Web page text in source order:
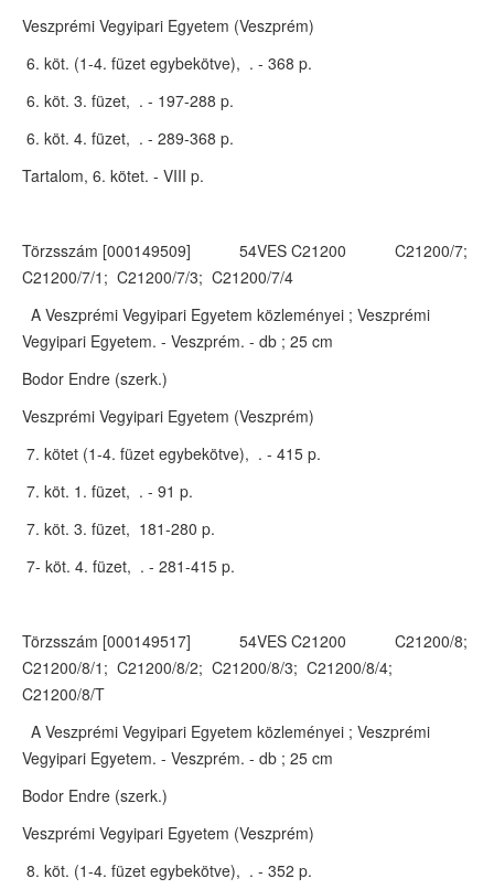
Veszprémi Vegyipari Egyetem (Veszprém)
6. köt. (1-4. füzet egybekötve), . - 368 p.
6. köt. 3. füzet, . - 197-288 p.
6. köt. 4. füzet, . - 289-368 p.
Tartalom, 6. kötet. - VIII p.
Törzsszám [000149509] 54VES C21200 C21200/7;
C21200/7/1; C21200/7/3; C21200/7/4
A Veszprémi Vegyipari Egyetem közleményei ; Veszprémi
Vegyipari Egyetem. - Veszprém. - db ; 25 cm
Bodor Endre (szerk.)
Veszprémi Vegyipari Egyetem (Veszprém)
7. kötet (1-4. füzet egybekötve), . - 415 p.
7. köt. 1. füzet, . - 91 p.
7. köt. 3. füzet, 181-280 p.
7- köt. 4. füzet, . - 281-415 p.
Törzsszám [000149517] 54VES C21200 C21200/8;
C21200/8/1; C21200/8/2; C21200/8/3; C21200/8/4;
C21200/8/T
A Veszprémi Vegyipari Egyetem közleményei ; Veszprémi
Vegyipari Egyetem. - Veszprém. - db ; 25 cm
Bodor Endre (szerk.)
Veszprémi Vegyipari Egyetem (Veszprém)
8. köt. (1-4. füzet egybekötve), . - 352 p.